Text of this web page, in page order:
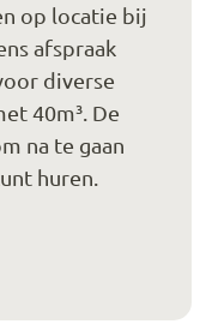
op locatie bij
afspraak
diverse
40m³. De
na te gaan
huren.